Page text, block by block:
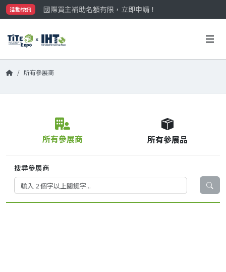
活動快訊
國際買主補助名額有限，立即申請！
參觀門票開放申請中‼️
國際買主補助名額有限，立即申請！
所有參展商
所有參展商 所有參展品
搜尋參展商